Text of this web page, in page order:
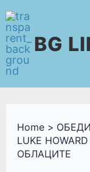
Skip
to
contentBG
Home
LUKE
ОБЛАЦИТЕ